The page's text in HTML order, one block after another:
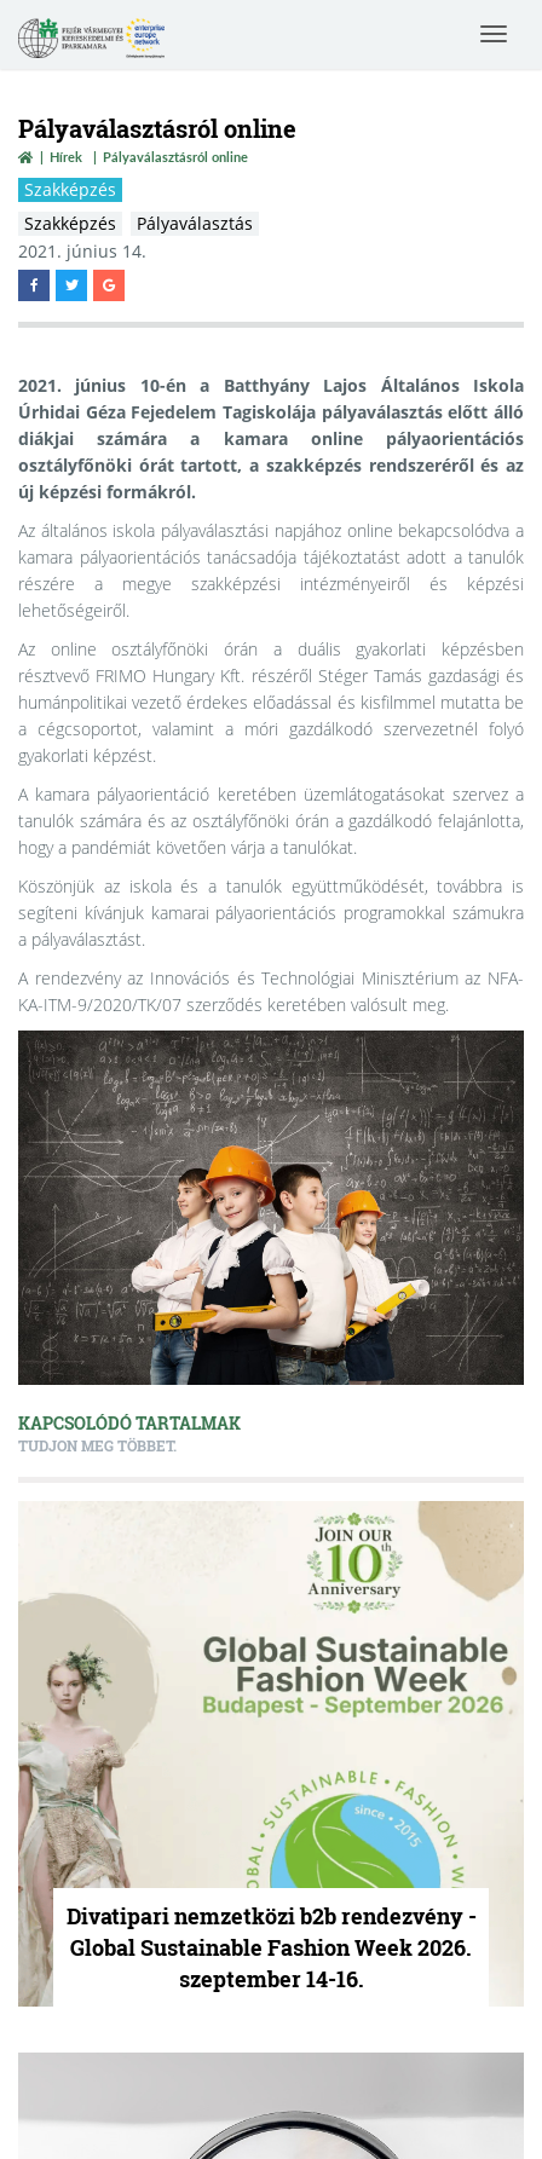
Toggle
Pályaválasztásról online
Hírek Pályaválasztásról online
Szakképzés
Szakképzés
Pályaválasztás
2021. június 14.
2021. június 10-én a Batthyány Lajos Általános Iskola
Úrhidai Géza Fejedelem Tagiskolája pályaválasztás előtt álló
diákjai számára a kamara online pályaorientációs
osztályfőnöki órát tartott, a szakképzés rendszeréről és az
új képzési formákról.
Az általános iskola pályaválasztási napjához online bekapcsolódva a
kamara pályaorientációs tanácsadója tájékoztatást adott a tanulók
részére a megye szakképzési intézményeiről és képzési
lehetőségeiről.
Az online osztályfőnöki órán a duális gyakorlati képzésben
résztvevő FRIMO Hungary Kft. részéről Stéger Tamás gazdasági és
humánpolitikai vezető érdekes előadással és kisfilmmel mutatta be
a cégcsoportot, valamint a móri gazdálkodó szervezetnél folyó
gyakorlati képzést.
A kamara pályaorientáció keretében üzemlátogatásokat szervez a
tanulók számára és az osztályfőnöki órán a gazdálkodó felajánlotta,
hogy a pandémiát követően várja a tanulókat.
Köszönjük az iskola és a tanulók együttműködését, továbbra is
segíteni kívánjuk kamarai pályaorientációs programokkal számukra
a pályaválasztást.
A rendezvény az Innovációs és Technológiai Minisztérium az NFA-
KA-ITM-9/2020/TK/07 szerződés keretében valósult meg.
KAPCSOLÓDÓ TARTALMAK
TUDJON MEG TÖBBET.
Divatipari nemzetközi b2b rendezvény -
Global Sustainable Fashion Week 2026.
szeptember 14-16.